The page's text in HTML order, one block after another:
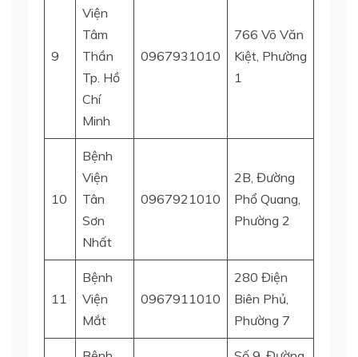
9
Viện
Tâm
Thần
Tp. Hồ
Chí
Minh
0967931010
766 Võ Văn
Kiệt, Phường
1
10
Bệnh
Viện
Tân
Sơn
Nhất
0967921010
2B, Đường
Phổ Quang,
Phường 2
11
Bệnh
Viện
Mắt
0967911010
280 Điện
Biên Phủ,
Phường 7